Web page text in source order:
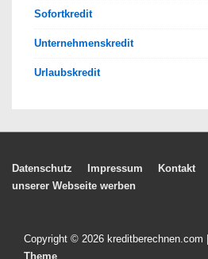
Sofortkredit
Unternehmenskredit
Urlaubskredit
Footer-
Datenschutz Impressum Kontakt
unserer Webseite werben
Copyright © 2026 kreditberechnen.com
Theme